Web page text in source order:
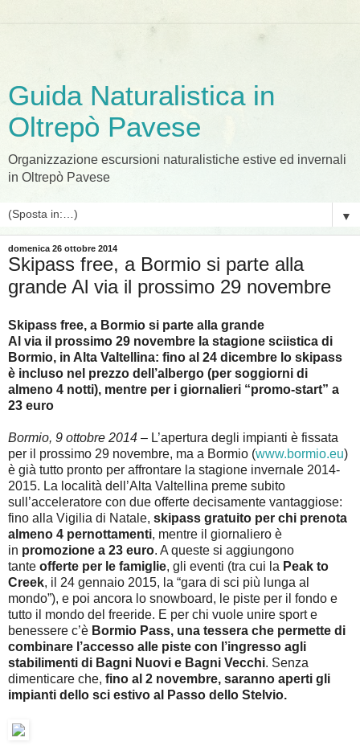
Guida Naturalistica in
Oltrepò Pavese
Organizzazione escursioni naturalistiche estive ed invernali
in Oltrepò Pavese
▼
domenica 26 ottobre 2014
Skipass free, a Bormio si parte alla
grande Al via il prossimo 29 novembre
Skipass free, a Bormio si parte alla grande
Al via il prossimo 29 novembre la stagione sciistica di
Bormio, in Alta Valtellina: fino al 24 dicembre lo skipass
è incluso nel prezzo dell’albergo (per soggiorni di
almeno 4 notti), mentre per i giornalieri “promo-start” a
23 euro
Bormio, 9 ottobre 2014 – L’apertura degli impianti è fissata
per il prossimo 29 novembre, ma a Bormio (www.bormio.eu)
è già tutto pronto per affrontare la stagione invernale 2014-
2015. La località dell’Alta Valtellina preme subito
sull’acceleratore con due offerte decisamente vantaggiose:
fino alla Vigilia di Natale, skipass gratuito per chi prenota
almeno 4 pernottamenti, mentre il giornaliero è
in promozione a 23 euro. A queste si aggiungono
tante offerte per le famiglie, gli eventi (tra cui la Peak to
Creek, il 24 gennaio 2015, la “gara di sci più lunga al
mondo”), e poi ancora lo snowboard, le piste per il fondo e
tutto il mondo del freeride. E per chi vuole unire sport e
benessere c’è Bormio Pass, una tessera che permette di
combinare l’accesso alle piste con l’ingresso agli
stabilimenti di Bagni Nuovi e Bagni Vecchi. Senza
dimenticare che, fino al 2 novembre, saranno aperti gli
impianti dello sci estivo al Passo dello Stelvio.